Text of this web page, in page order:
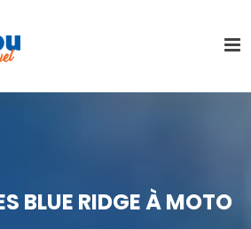
BLUE RIDGE À MOTO